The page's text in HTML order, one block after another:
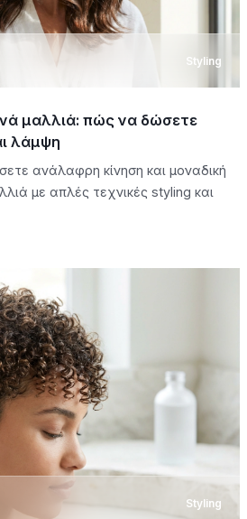
Styling
μαλλιά: πώς να δώσετε
λάμψη
ανάλαφρη κίνηση και μοναδική
με απλές τεχνικές styling και
Styling